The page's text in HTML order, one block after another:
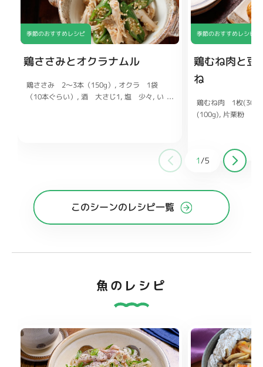
季節のおすすめレシピ
鶏ささみとオクラナムル
鶏ささみ 2〜3本（150g） オクラ 1袋
（10本ぐらい） 酒 大さじ1 塩 少々 い
季節のおすすめレシピ
鶏むね肉と豆
ね
鶏むね肉 1枚
(100g) 片栗粉 大
酒 大さじ
糖 大さじ1
オイ
1/5
このシーンのレシピ一覧
魚のレシピ